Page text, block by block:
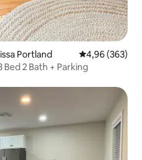
Portland
4,96 (363)
2 Bath + Parking